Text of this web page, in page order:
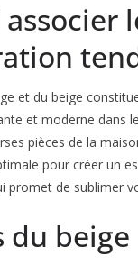
et du beige
et moderne dans
pièces de la
pour créer un
promet de sublimer
du